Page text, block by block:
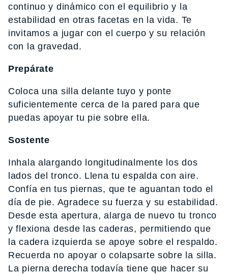
continuo y dinámico con el equilibrio y la
estabilidad en otras facetas en la vida. Te
invitamos a jugar con el cuerpo y su relación
con la gravedad.
Prepárate
Coloca una silla delante tuyo y ponte
suficientemente cerca de la pared para que
puedas apoyar tu pie sobre ella.
Sostente
Inhala alargando longitudinalmente los dos
lados del tronco. Llena tu espalda con aire.
Confía en tus piernas, que te aguantan todo el
día de pie. Agradece su fuerza y su estabilidad.
Desde esta apertura, alarga de nuevo tu tronco
y flexiona desde las caderas, permitiendo que
la cadera izquierda se apoye sobre el respaldo.
Recuerda no apoyar o colapsarte sobre la silla.
La pierna derecha todavía tiene que hacer su